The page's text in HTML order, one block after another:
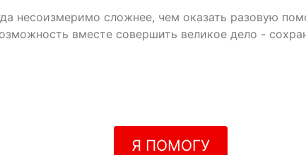
несоизмеримо сложнее, чем оказать разовую
вместе совершить великое дело -
Я ПОМОГУ